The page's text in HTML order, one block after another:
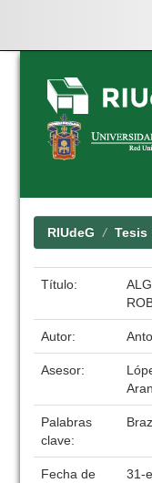
Skip
navigation
RIUdeG Tesis
Título:
Autor:
Asesor:
Palabras
clave:
Fecha de
31-